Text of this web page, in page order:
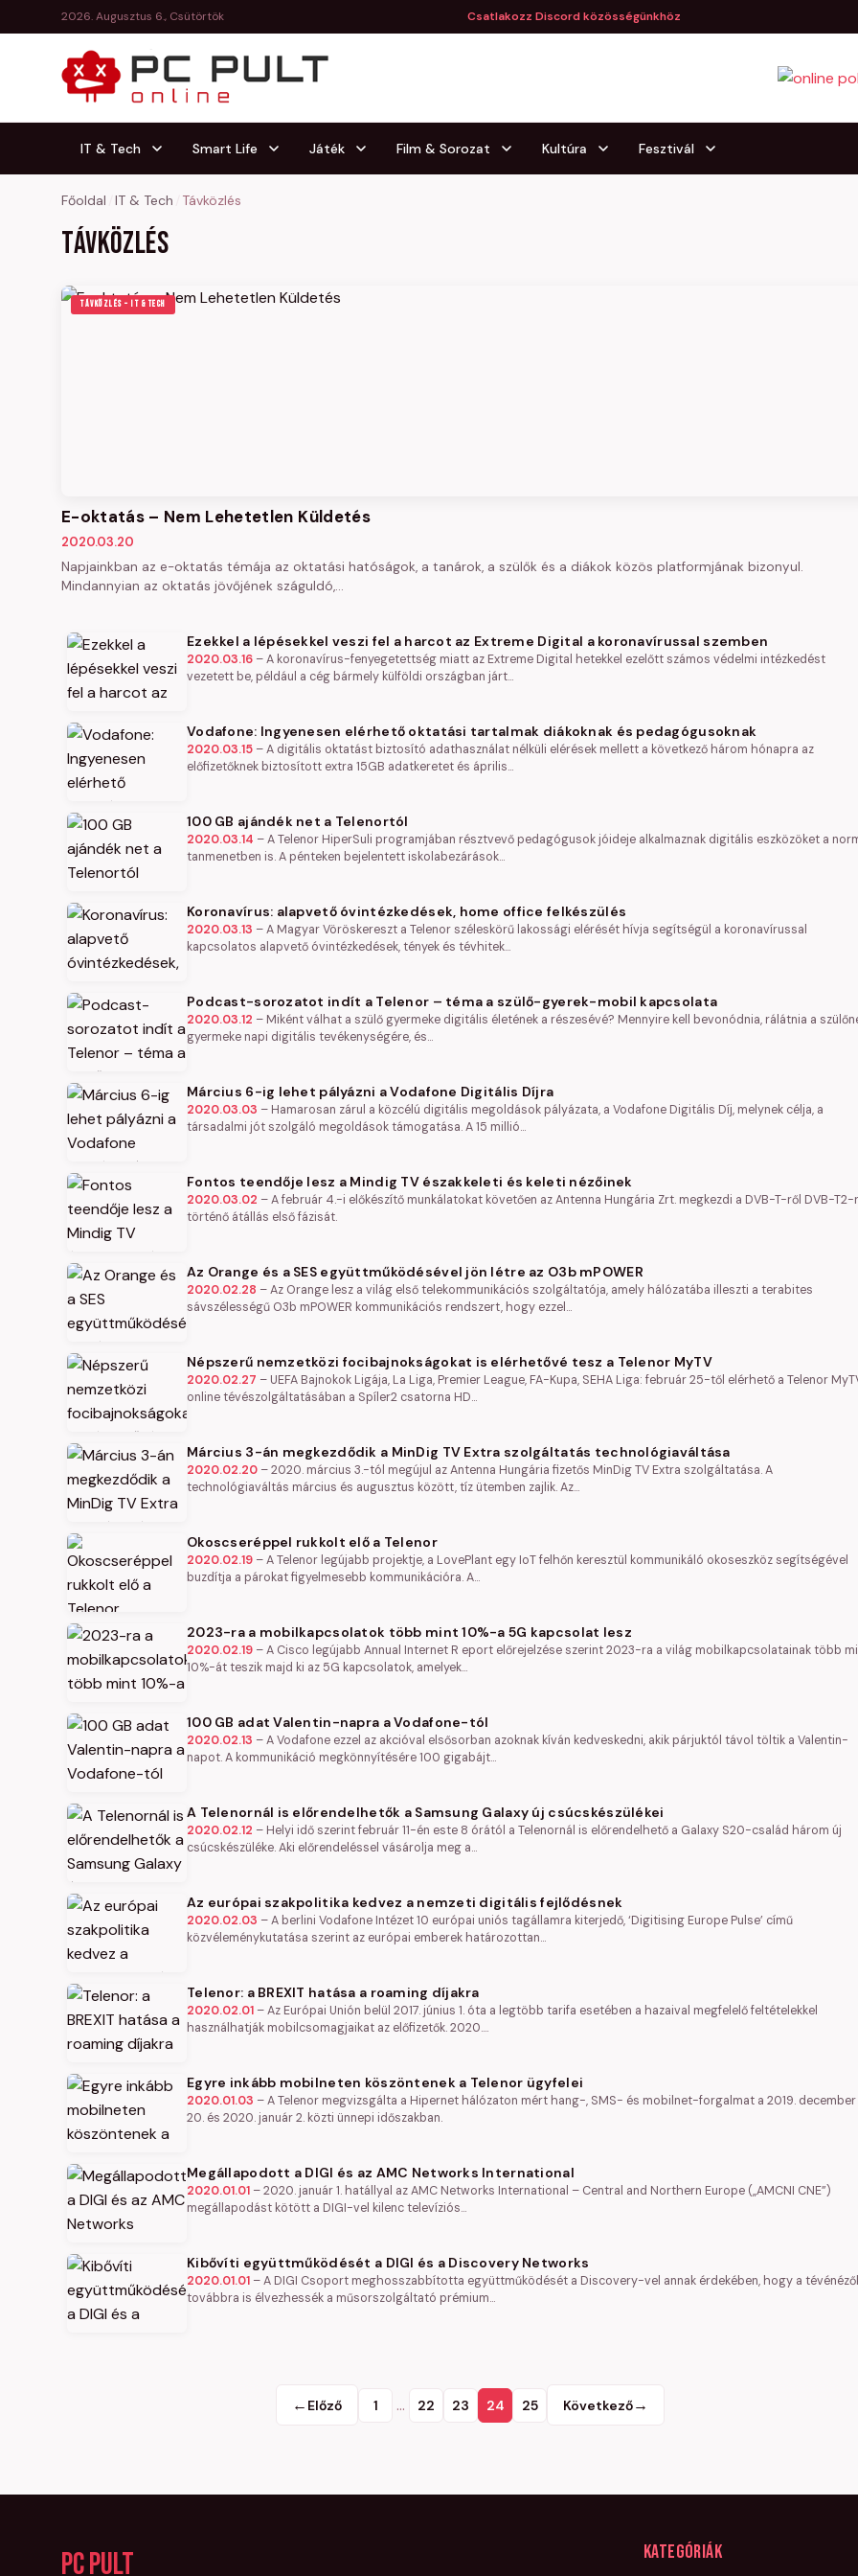
2026. Augusztus 6., Csütörtök Csatlakozz Discord közösségünkhöz
IT & Tech Smart Life Játék Film & Sorozat Kultúra Fesztivál
Főoldal IT & Tech Távközlés
Távközlés
TÁVKÖZLÉS – IT & TECH
E-oktatás – Nem Lehetetlen Küldetés
2020.03.20
Napjainkban az e-oktatás témája az oktatási hatóságok, a tanárok, a szülők és a diákok közös platformjának bizonyul.
Mindannyian az oktatás jövőjének száguldó,…
Ezekkel a lépésekkel veszi fel a harcot az Extreme Digital a koronavírussal szemben
2020.03.16 –A koronavírus-fenyegetettség miatt az Extreme Digital hetekkel ezelőtt számos védelmi intézkedést
vezetett be, például a cég bármely külföldi országban járt…
Vodafone: Ingyenesen elérhető oktatási tartalmak diákoknak és pedagógusoknak
2020.03.15 –A digitális oktatást biztosító adathasználat nélküli elérések mellett a következő három hónapra az
előfizetőknek biztosított extra 15GB adatkeretet és április…
100 GB ajándék net a Telenortól
2020.03.14 –A Telenor HiperSuli programjában résztvevő pedagógusok jóideje alkalmaznak digitális eszközöket a
tanmenetben is. A pénteken bejelentett iskolabezárások…
Koronavírus: alapvető óvintézkedések, home office felkészülés
2020.03.13 –A Magyar Vöröskereszt a Telenor széleskörű lakossági elérését hívja segítségül a koronavírussal
kapcsolatos alapvető óvintézkedések, tények és tévhitek…
Podcast-sorozatot indít a Telenor – téma a szülő-gyerek-mobil kapcsolata
2020.03.12 – Miként válhat a szülő gyermeke digitális életének a részesévé? Mennyire kell bevonódnia, rálátnia a
gyermeke napi digitális tevékenységére, és…
Március 6-ig lehet pályázni a Vodafone Digitális Díjra
2020.03.03 – Hamarosan zárul a közcélú digitális megoldások pályázata, a Vodafone Digitális Díj, melynek célja, a
társadalmi jót szolgáló megoldások támogatása. A 15 millió…
Fontos teendője lesz a Mindig TV északkeleti és keleti nézőinek
2020.03.02 –A február 4.-i előkészítő munkálatokat követően az Antenna Hungária Zrt. megkezdi a DVB-T-ről DVB-T2-
történő átállás első fázisát.
Az Orange és a SES együttműködésével jön létre az O3b mPOWER
2020.02.28 –Az Orange lesz a világ első telekommunikációs szolgáltatója, amely hálózatába illeszti a terabites
sávszélességű O3b mPOWER kommunikációs rendszert, hogy ezzel…
Népszerű nemzetközi focibajnokságokat is elérhetővé tesz a Telenor MyTV
2020.02.27 – UEFA Bajnokok Ligája, La Liga, Premier League, FA-Kupa, SEHA Liga: február 25-től elérhető a Telenor
online tévészolgáltatásában a Spíler2 csatorna HD…
Március 3-án megkezdődik a MinDig TV Extra szolgáltatás technológiaváltása
2020.02.20 –2020. március 3.-tól megújul az Antenna Hungária fizetős MinDig TV Extra szolgáltatása. A
technológiaváltás március és augusztus között, tíz ütemben zajlik. Az…
Okoscseréppel rukkolt elő a Telenor
2020.02.19 –A Telenor legújabb projektje, a LovePlant egy IoT felhőn keresztül kommunikáló okoseszköz segítségével
buzdítja a párokat figyelmesebb kommunikációra. A…
2023-ra a mobilkapcsolatok több mint 10%-a 5G kapcsolat lesz
2020.02.19 –A Cisco legújabb Annual Internet R eport előrejelzése szerint 2023-ra a világ mobilkapcsolatainak több
10%-át teszik majd ki az 5G kapcsolatok, amelyek…
100 GB adat Valentin-napra a Vodafone-tól
2020.02.13 –A Vodafone ezzel az akcióval elsősorban azoknak kíván kedveskedni, akik párjuktól távol töltik a Valentin-
napot. A kommunikáció megkönnyítésére 100 gigabájt…
A Telenornál is előrendelhetők a Samsung Galaxy új csúcskészülékei
2020.02.12 – Helyi idő szerint február 11-én este 8 órától a Telenornál is előrendelhető a Galaxy S20-család három új
csúcskészüléke. Aki előrendeléssel vásárolja meg a…
Az európai szakpolitika kedvez a nemzeti digitális fejlődésnek
2020.02.03 –A berlini Vodafone Intézet 10 európai uniós tagállamra kiterjedő, ‘Digitising Europe Pulse’ című
közvéleménykutatása szerint az európai emberek határozottan…
Telenor: a BREXIT hatása a roaming díjakra
2020.02.01 –Az Európai Unión belül 2017. június 1. óta a legtöbb tarifa esetében a hazaival megfelelő feltételekkel
használhatják mobilcsomagjaikat az előfizetők. 2020.…
Egyre inkább mobilneten köszöntenek a Telenor ügyfelei
2020.01.03 –A Telenor megvizsgálta a Hipernet hálózaton mért hang-, SMS- és mobilnet-forgalmat a 2019. december
20. és 2020. január 2. közti ünnepi időszakban.
Megállapodott a DIGI és az AMC Networks International
2020.01.01 –2020. január 1. hatállyal az AMC Networks International – Central and Northern Europe („AMCNI CNE”)
megállapodást kötött a DIGI-vel kilenc televíziós…
Kibővíti együttműködését a DIGI és a Discovery Networks
2020.01.01 –A DIGI Csoport meghosszabbította együttműködését a Discovery-vel annak érdekében, hogy a
továbbra is élvezhessék a műsorszolgáltató prémium…
← Előző 1 … 22 23 24 25 Következő→
PC Pult Kategóriák